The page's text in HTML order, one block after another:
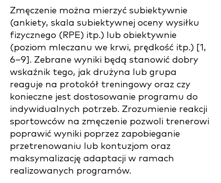
Zmęczenie można mierzyć subiektywnie
(ankiety, skala subiektywnej oceny wysiłku
fizycznego (RPE) itp.) lub obiektywnie
(poziom mleczanu we krwi, prędkość itp.) [1,
6–9]. Zebrane wyniki będą stanowić dobry
wskaźnik tego, jak drużyna lub grupa
reaguje na protokół treningowy oraz czy
konieczne jest dostosowanie programu do
indywidualnych potrzeb. Zrozumienie reakcji
sportowców na zmęczenie pozwoli trenerowi
poprawić wyniki poprzez zapobieganie
przetrenowaniu lub kontuzjom oraz
maksymalizację adaptacji w ramach
realizowanych programów.